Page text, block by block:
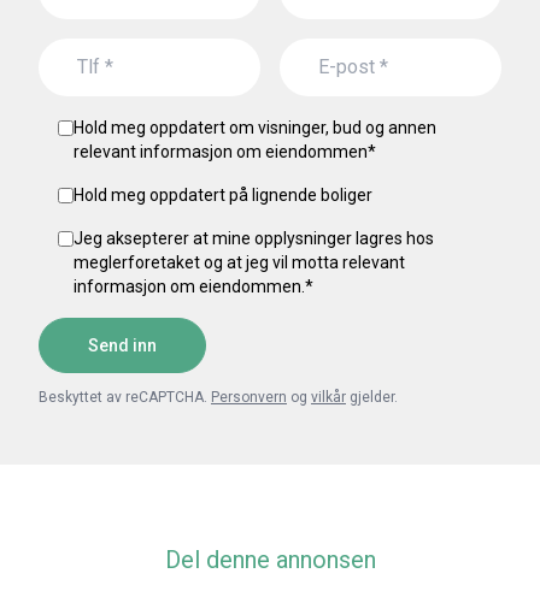
Hold meg oppdatert om visninger, bud og annen
relevant informasjon om eiendommen*
Hold meg oppdatert på lignende boliger
Jeg aksepterer at mine opplysninger lagres hos
meglerforetaket og at jeg vil motta relevant
informasjon om eiendommen. *
Send inn
Beskyttet av reCAPTCHA. Personvern og vilkår gjelder.
Del denne annonsen